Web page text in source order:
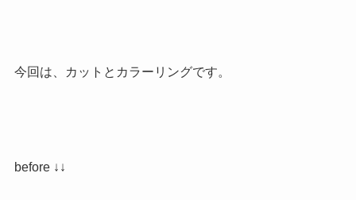
今回は、カットとカラーリングです。
before ↓↓